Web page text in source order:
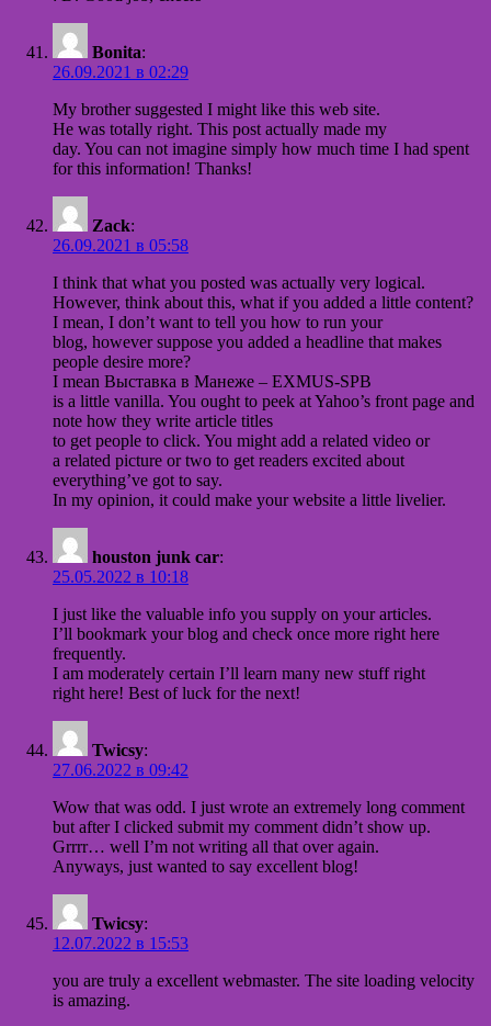
Bonita:
26.09.2021 в 02:29
My brother suggested I might like this web site.
He was totally right. This post actually made my
day. You can not imagine simply how much time I had spent
for this information! Thanks!
Zack:
26.09.2021 в 05:58
I think that what you posted was actually very logical.
However, think about this, what if you added a little content?
I mean, I don’t want to tell you how to run your
blog, however suppose you added a headline that makes
people desire more?
I mean Выставка в Манеже – EXMUS-SPB
is a little vanilla. You ought to peek at Yahoo’s front page and
note how they write article titles
to get people to click. You might add a related video or
a related picture or two to get readers excited about
everything’ve got to say.
In my opinion, it could make your website a little livelier.
houston junk car:
25.05.2022 в 10:18
I just like the valuable info you supply on your articles.
I’ll bookmark your blog and check once more right here
frequently.
I am moderately certain I’ll learn many new stuff right
right here! Best of luck for the next!
Twicsy:
27.06.2022 в 09:42
Wow that was odd. I just wrote an extremely long comment
but after I clicked submit my comment didn’t show up.
Grrrr… well I’m not writing all that over again.
Anyways, just wanted to say excellent blog!
Twicsy:
12.07.2022 в 15:53
you are truly a excellent webmaster. The site loading velocity
is amazing.